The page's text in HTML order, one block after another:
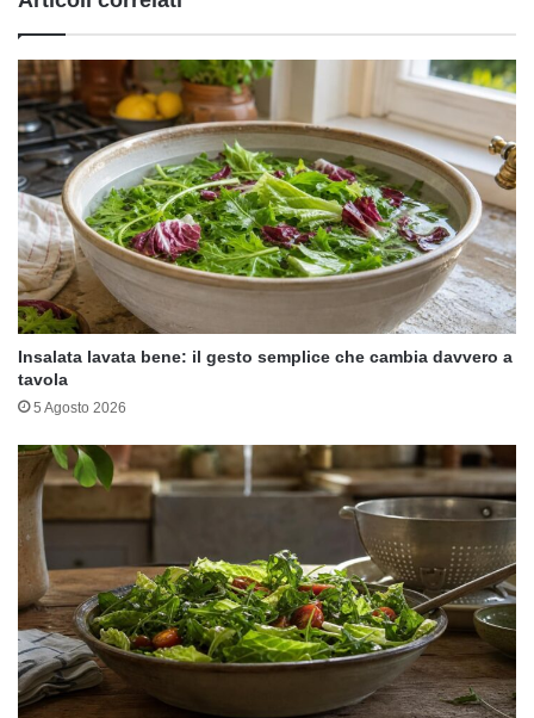
Insalata lavata bene: il gesto semplice che cambia davvero a
tavola
5 Agosto 2026